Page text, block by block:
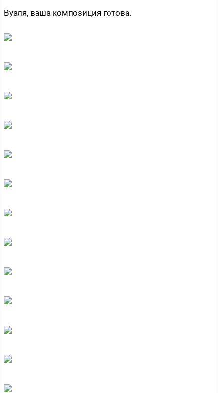
Вуаля, ваша композиция готова.